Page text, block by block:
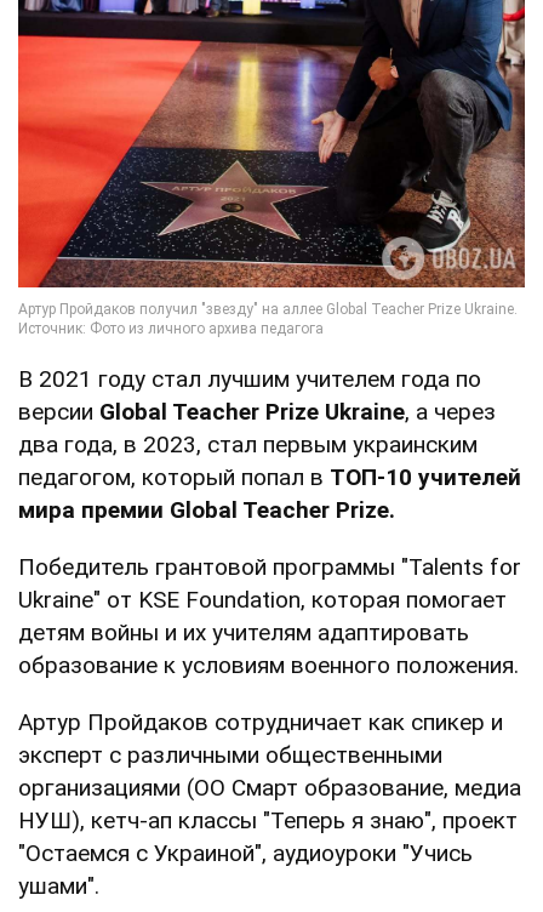
В 2021 году стал лучшим учителем года по
версии Global Teacher Prize Ukraine, а через
два года, в 2023, стал первым украинским
педагогом, который попал в ТОП-10 учителей
мира премии Global Teacher Prize.
Победитель грантовой программы "Talents for
Ukraine" от KSE Foundation, которая помогает
детям войны и их учителям адаптировать
образование к условиям военного положения.
Артур Пройдаков сотрудничает как спикер и
эксперт с различными общественными
организациями (ОО Смарт образование, медиа
НУШ), кетч-ап классы "Теперь я знаю", проект
"Остаемся с Украиной", аудиоуроки "Учись
ушами".